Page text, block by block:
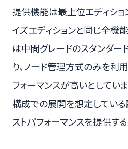
提供機能は最上位エディショ
イズエディションと同じ全機
は中間グレードのスタンダー
り、ノード管理方式のみを利
フォーマンスが高いとしてい
構成での展開を想定してい
ストパフォーマンスを提供する